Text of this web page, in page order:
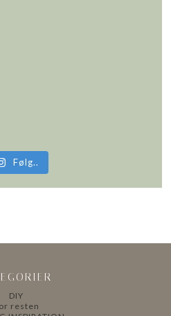
Følg..
DIY
resten